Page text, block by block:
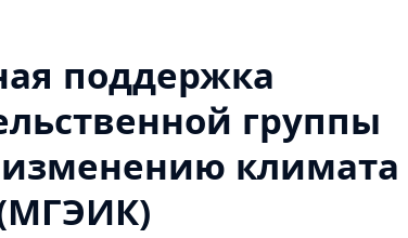
поддержка
группы
изменению климата